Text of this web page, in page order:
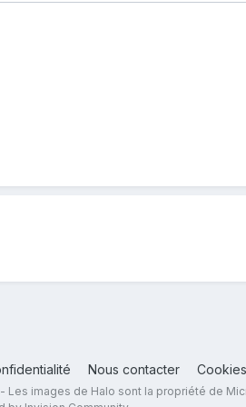
Nous contacter Cookies
Les images de Halo sont la propriété de